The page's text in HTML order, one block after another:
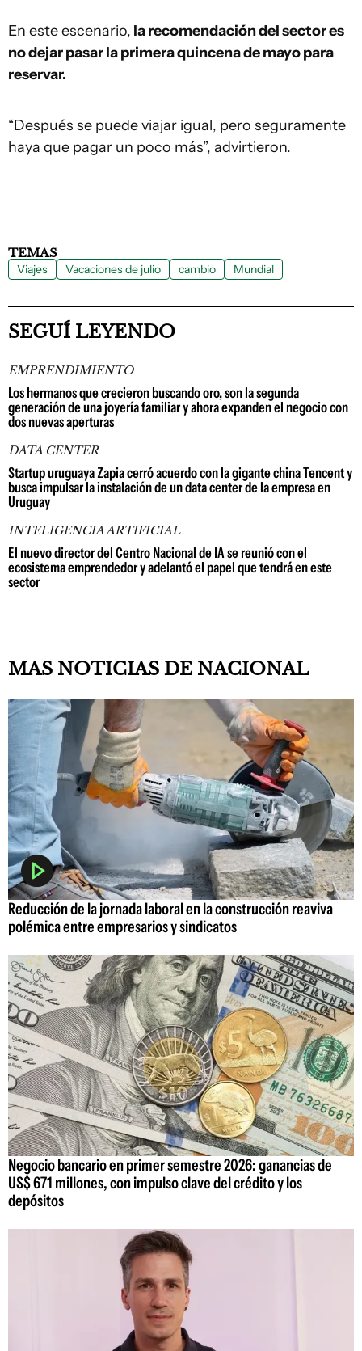
En este escenario, la recomendación del sector es
no dejar pasar la primera quincena de mayo para
reservar.
“Después se puede viajar igual, pero seguramente
haya que pagar un poco más”, advirtieron.
TEMAS
Viajes Vacaciones de julio cambio Mundial
SEGUÍ LEYENDO
EMPRENDIMIENTO
Los hermanos que crecieron buscando oro, son la segunda
generación de una joyería familiar y ahora expanden el negocio con
dos nuevas aperturas
DATA CENTER
Startup uruguaya Zapia cerró acuerdo con la gigante china Tencent y
busca impulsar la instalación de un data center de la empresa en
Uruguay
INTELIGENCIA ARTIFICIAL
El nuevo director del Centro Nacional de IA se reunió con el
ecosistema emprendedor y adelantó el papel que tendrá en este
sector
MAS NOTICIAS DE NACIONAL
Reducción de la jornada laboral en la construcción reaviva
polémica entre empresarios y sindicatos
Negocio bancario en primer semestre 2026: ganancias de
US$ 671 millones, con impulso clave del crédito y los
depósitos